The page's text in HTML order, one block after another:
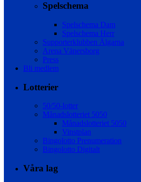
Spelschema
Spelschema Dam
Spelschema Herr
Supporterklubben Älgarna
Arena Vänersborg
Press
Bli medlem
Lotterier
50/50-lotter
Månadslotteriet 5050
Månadslotteriet 5050
Vinstplan
Bingolotto Prenumeration
Bingolotto Digitalt
Våra lag